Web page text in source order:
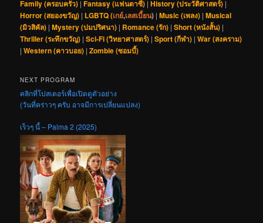
Family (ครอบครัว) |Fantasy (แฟนตาซี) |History (ประวัติศาสตร์) |
Horror (สยองขวัญ) | LGBTQ (เกย์,เลสเบี้ยน) |Music (เพลง) |Musical
(มิวสิคัล) |Mystery (ปมปริศนา) | Romance (รัก) |Short (หนังสั้น) |
Thriller (ระทึกขวัญ) |Sci-Fi (วิทยาศาสตร์) |Sport (กีฬา) |War (สงคราม)
|Western (คาวบอย) |Zombie (ซอมบี้)
NEXT PROGRAM
คลิกที่โปสเตอร์เพื่อเปิดดูตัวอย่าง
(วันที่คร่าวๆ ครับ อาจมีการเปลี่ยนแปลง)
เร็วๆ นี้ – Palma 2 (2025)